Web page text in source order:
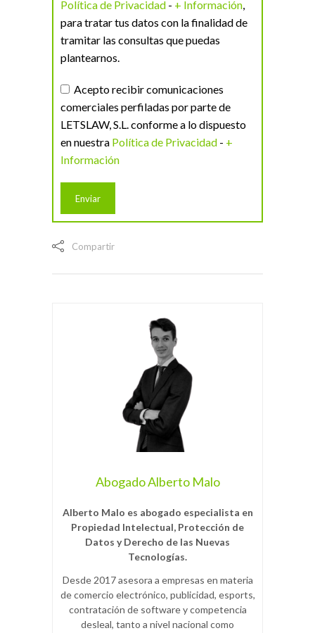
Política de Privacidad - + Información,
para tratar tus datos con la finalidad de
tramitar las consultas que puedas
plantearnos.
Acepto recibir comunicaciones
comerciales perfiladas por parte de
LETSLAW, S.L. conforme a lo dispuesto
en nuestra Política de Privacidad - +
Información
Compartir
Abogado Alberto Malo
Alberto Malo es abogado especialista en
Propiedad Intelectual, Protección de
Datos y Derecho de las Nuevas
Tecnologías.
Desde 2017 asesora a empresas en materia
de comercio electrónico, publicidad, esports,
contratación de software y competencia
desleal, tanto a nivel nacional como